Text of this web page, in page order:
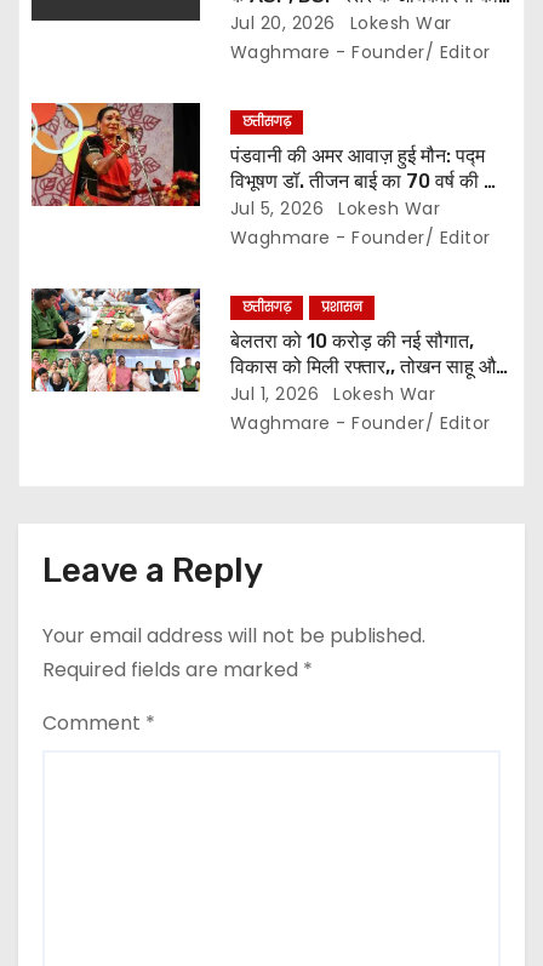
n
तबादला,, मिली नई जिम्मेदारी… देखे सूची..
Jul 20, 2026
Lokesh War
Waghmare - Founder/ Editor
छत्तीसगढ़
पंडवानी की अमर आवाज़ हुई मौन: पद्म
विभूषण डॉ. तीजन बाई का 70 वर्ष की आयु
में निधन,, कला जगत में शोक की लहर…
Jul 5, 2026
Lokesh War
Waghmare - Founder/ Editor
छत्तीसगढ़ प्रशासन
बेलतरा को 10 करोड़ की नई सौगात,
विकास को मिली रफ्तार,, तोखन साहू और
अरुण साव ने मुक्तिधाम व सामुदायिक भवन
के लिए की डेढ़ करोड़ की घोषणा,,
Jul 1, 2026
Lokesh War
Waghmare - Founder/ Editor
Leave a Reply
Your email address will not be published.
Required fields are marked *
Comment *